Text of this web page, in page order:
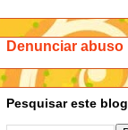
Denunciar abuso
Pesquisar este blog